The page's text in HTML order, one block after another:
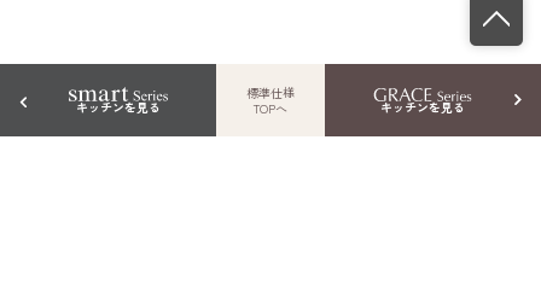
キッチンを見る
標準仕様
TOPへ
キッチンを見る